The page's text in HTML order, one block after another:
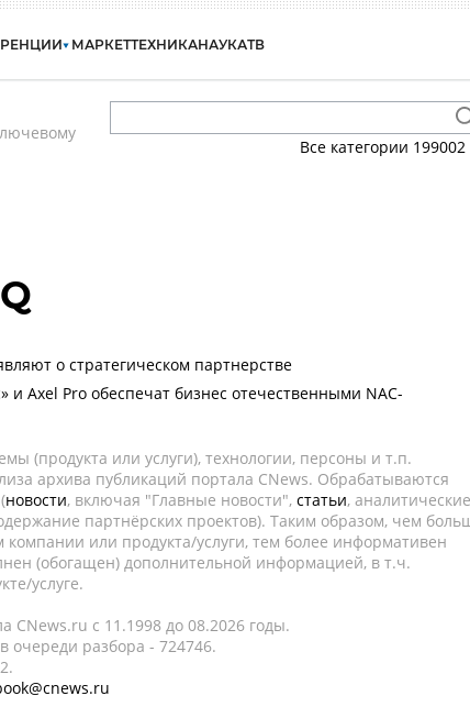
МАРКЕТТЕХНИКАНАУКАТВ
Все категории 199002
о стратегическом партнерстве
и Axel Pro обеспечат бизнес отечественными NAC-
(продукта или услуги), технологии, персоны и т.п.
архива публикаций портала CNews. Обрабатываются
новости, включая "Главные новости", статьи, аналитические
партнёрских проектов). Таким образом, чем
или продукта/услуги, тем более информативен
(обогащен) дополнительной информацией, в т.ч.
услуге.
CNews.ru c 11.1998 до 08.2026 годы.
очереди разбора - 724746.